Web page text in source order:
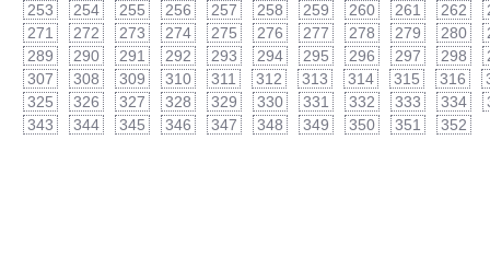
253
254 255 256 257 258 259 260 261 262
271
272 273 274 275 276 277 278 279 280
289
290 291 292 293 294 295 296 297 298
307
308 309 310 311 312 313 314 315 316
325
326 327 328 329 330 331 332 333 334
343
344 345 346 347 348 349 350 351 352